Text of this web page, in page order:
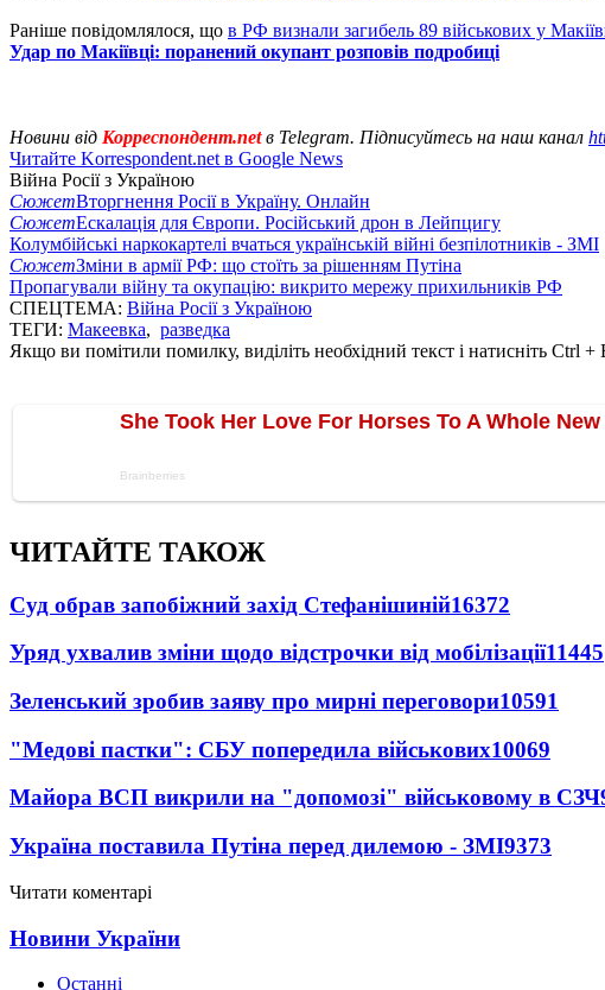
Раніше повідомлялося, що в РФ визнали загибель 89 військових у
Удар по Макіївці: поранений окупант розповів подробиці
Новини від Корреспондент.netв Telegram. Підписуйтесь на наш канал
Читайте Korrespondent.net в Google News
Війна Росії з Україною
СюжетВторгнення Росії в Україну. Онлайн
СюжетЕскалація для Європи. Російський дрон в Лейпцигу
Колумбійські наркокартелі вчаться українській війні безпілотників - ЗМІ
СюжетЗміни в армії РФ: що стоїть за рішенням Путіна
Пропагували війну та окупацію: викрито мережу прихильників РФ
СПЕЦТЕМА: Війна Росії з Україною
ТЕГИ: Макеевка, разведка
Якщо ви помітили помилку, виділіть необхідний текст і натисніть Ctrl
ЧИТАЙТЕ ТАКОЖ
Суд обрав запобіжний захід Стефанішиній16372
Уряд ухвалив зміни щодо відстрочки від мобілізації11445
Зеленський зробив заяву про мирні переговори10591
"Медові пастки": СБУ попередила військових10069
Майора ВСП викрили на "допомозі" військовому в СЗЧ
Україна поставила Путіна перед дилемою - ЗМІ9373
Читати коментарі
Новини України
Останні